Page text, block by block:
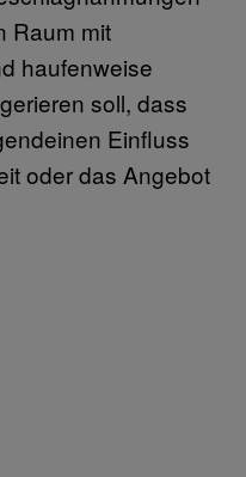
Raum mit
haufenweise
soll, dass
Einfluss
oder das Angebot